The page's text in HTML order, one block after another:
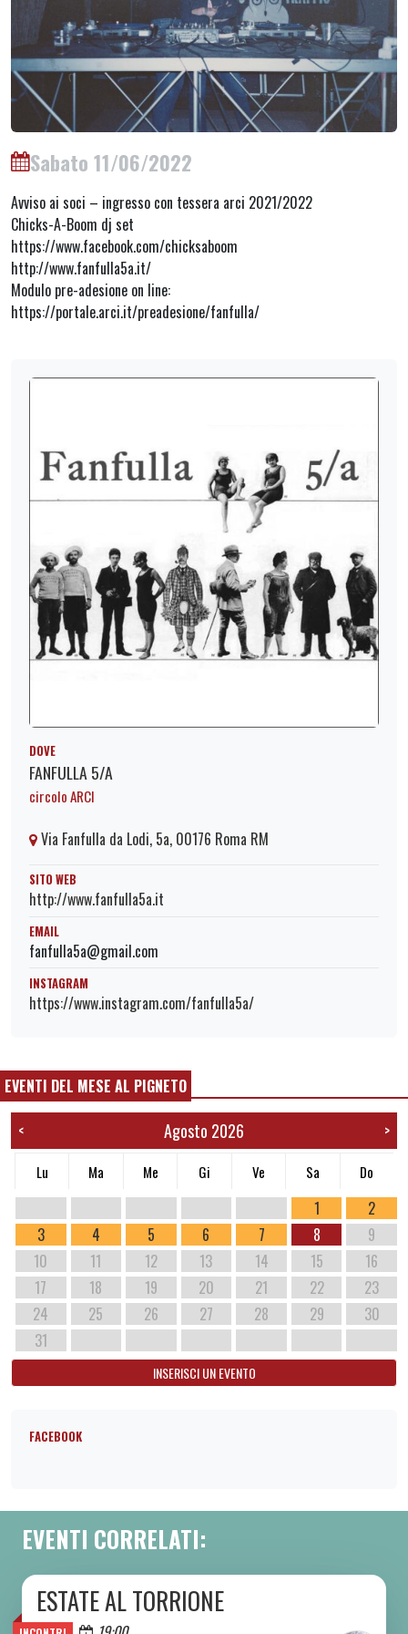
Sabato 11/06/2022
Avviso ai soci – ingresso con tessera arci 2021/2022
Chicks-A-Boom dj set
https://www.facebook.com/chicksaboom
http://www.fanfulla5a.it/
Modulo pre-adesione on line:
https://portale.arci.it/preadesione/fanfulla/
DOVE
FANFULLA 5/A
circolo ARCI
Via Fanfulla da Lodi, 5a, 00176 Roma RM
SITO WEB
http://www.fanfulla5a.it
EMAIL
fanfulla5a@gmail.com
INSTAGRAM
https://www.instagram.com/fanfulla5a/
EVENTI DEL MESE AL PIGNETO
< Agosto 2026 >
Lu Ma Me Gi Ve Sa Do
1
2
3
4 5 6 7 8
9
10
11 12 13 14 15
16
17
18 19 20 21 22
23
24
25 26 27 28 29
30
31
INSERISCI UN EVENTO
FACEBOOK
EVENTI CORRELATI:
DA SAB 06/06 A SAB 08/08 2026
ESTATE AL TORRIONE